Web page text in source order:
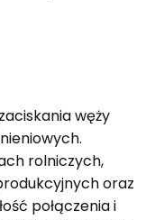
węży
rolniczych,
oraz
połączenia i